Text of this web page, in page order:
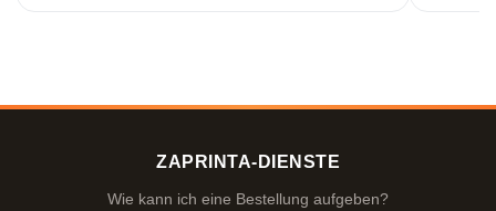
ZAPRINTA-DIENSTE
Wie kann ich eine Bestellung aufgeben?